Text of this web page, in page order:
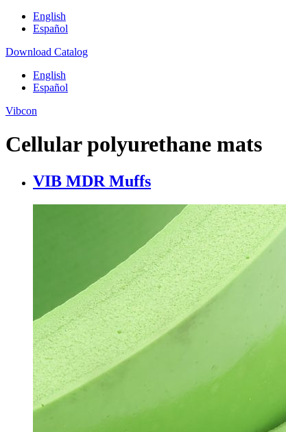
English
Español
Download Catalog
English
Español
Vibcon
Cellular polyurethane mats
VIB MDR Muffs